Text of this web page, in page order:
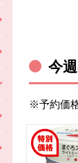
今
※予約価